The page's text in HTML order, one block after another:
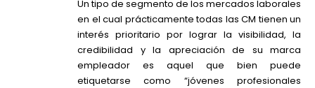
Un tipo de segmento de los mercados laborales
en el cual prácticamente todas las CM tienen un
interés prioritario por lograr la visibilidad, la
credibilidad y la apreciación de su marca
empleador es aquel que bien puede
etiquetarse como “jóvenes profesionales